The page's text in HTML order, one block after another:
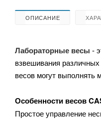
ОПИСАНИЕ
Лабораторные весы -
взвешивания
весов могут выполнять
Особенности весов
Простое управление